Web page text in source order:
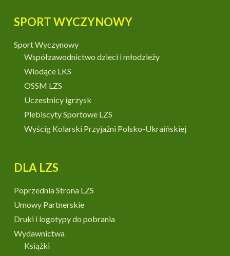
SPORT WYCZYNOWY
Sport Wyczynowy
Współzawodnictwo dzieci i młodzieży
Wiodące LKS
OSSM LZS
Uczestnicy igrzysk
Plebiscyty Sportowe LZS
Wyścig Kolarski Przyjaźni Polsko-Ukraińskiej
DLA LZS
Poprzednia Strona LZS
Umowy Partnerskie
Druki i logotypy do pobrania
Wydawnictwa
Książki